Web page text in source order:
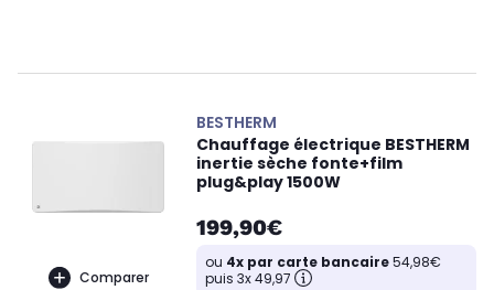
Comparer
BESTHERM
Chauffage électrique BESTHERM
inertie sèche fonte+film
plug&play 1500W
199,90€
ou 4x par carte bancaire54,98€
puis 3x 49,97